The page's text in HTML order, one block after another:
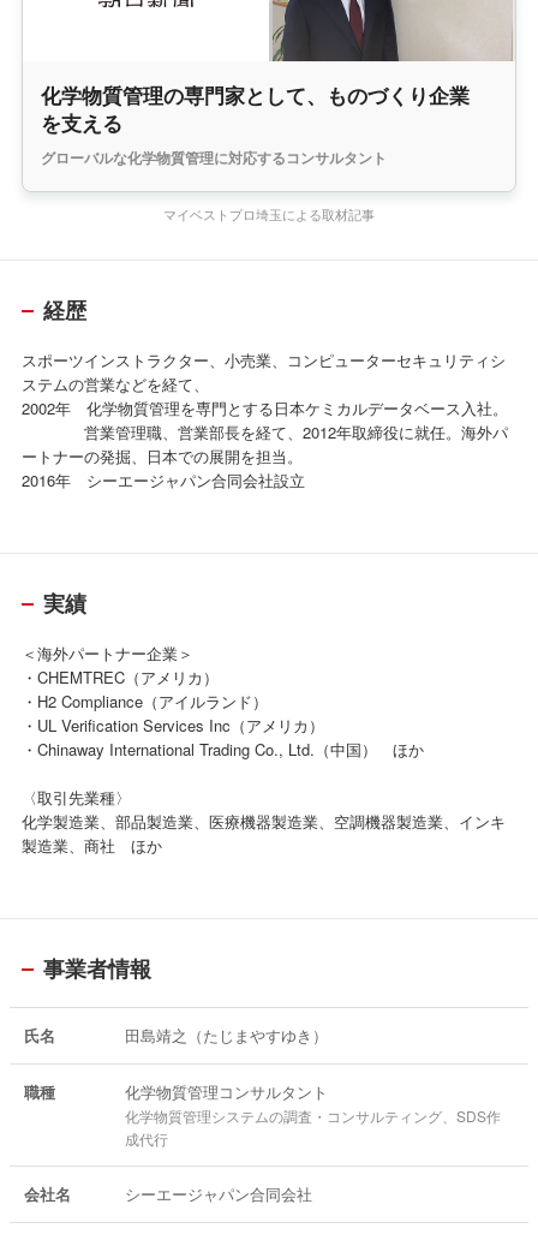
化学物質管理の専門家として、ものづくり企業
を支える
グローバルな化学物質管理に対応するコンサルタント
マイベストプロ埼玉による取材記事
経歴
スポーツインストラクター、小売業、コンピューターセキュリティシ
ステムの営業などを経て、
2002年 化学物質管理を専門とする日本ケミカルデータベース入社。
営業管理職、営業部長を経て、2012年取締役に就任。海外パ
ートナーの発掘、日本での展開を担当。
2016年 シーエージャパン合同会社設立
実績
＜海外パートナー企業＞
・CHEMTREC（アメリカ）
・H2 Compliance（アイルランド）
・UL Verification Services Inc（アメリカ）
・Chinaway International Trading Co., Ltd.（中国） ほか
〈取引先業種〉
化学製造業、部品製造業、医療機器製造業、空調機器製造業、インキ
製造業、商社 ほか
事業者情報
氏名 田島靖之（たじまやすゆき）
職種 化学物質管理コンサルタント
化学物質管理システムの調査・コンサルティング、SDS作
成代行
会社名 シーエージャパン合同会社